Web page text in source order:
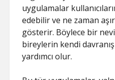
uygulamalar
edebilir ve ne zaman
gösterir. Böylece bir
bireylerin kendi
yardımcı olur.